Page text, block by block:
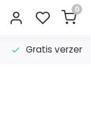
0
Gratis